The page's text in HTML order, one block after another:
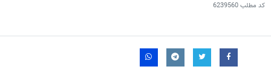
کد مطلب6239560